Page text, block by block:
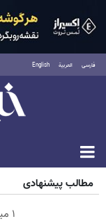
فارسی العربية English
مطالب پیشنهادی
۱ میلیارد اعتبار خرید طلا | بدون ضامن و چک